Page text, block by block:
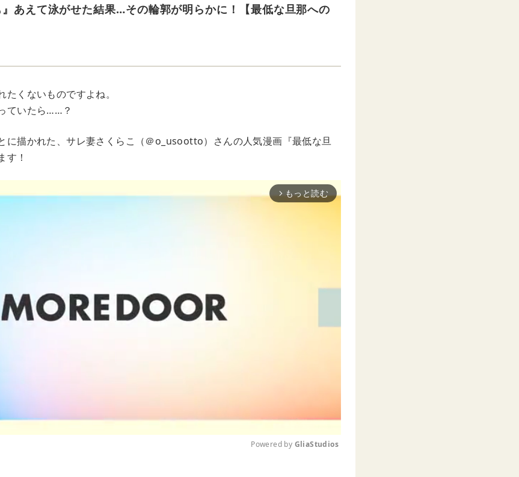
』あえて泳がせた結果…その輪郭が明らかに！【最低な旦那への
くないものですよね。
ていたら……？
に描かれた、サレ妻さくらこ（＠o_usootto）さんの人気漫画『最低な旦
す！
arrow_forward_ios もっと読む
Powered by GliaStudios